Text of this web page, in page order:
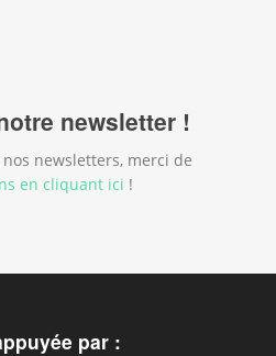
newsletter !
newsletters, merci de
en cliquant ici !
par :